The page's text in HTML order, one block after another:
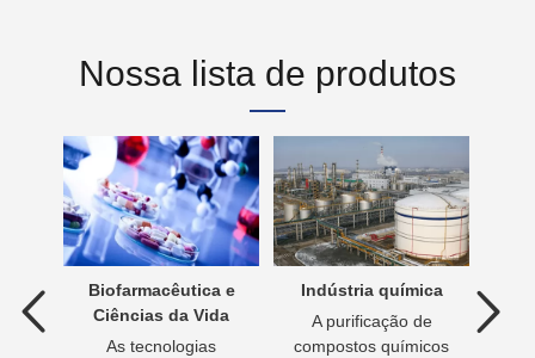
Nossa lista de produtos
Biofarmacêutica e
Ciências da Vida
As tecnologias
Indústria química
A purificação de
compostos químicos